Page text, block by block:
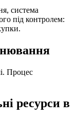
система
під контролем:
Процес
ресурси в